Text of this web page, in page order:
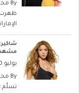
By
ظهرت
يوليو 20, 2026
By
تسلّم